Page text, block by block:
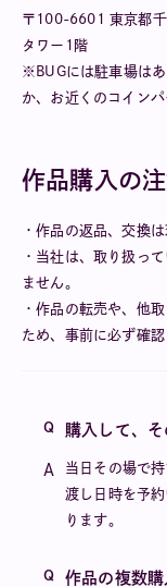
〒100-6601 東京都
タワー1階
※BUGには駐車場は
か、お近くのコイン
作品購入の
・作品の返品、交換
・当社は、取り扱っ
ません。
・作品の転売や、他
ため、事前に必ず確認
購入して、
当日その場で
渡し日時を予
ります。
作品の複数購